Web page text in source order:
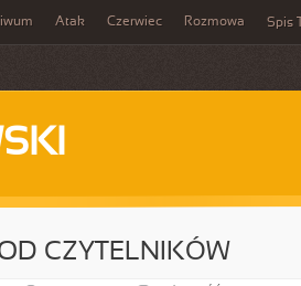
Atak Czerwiec Rozmowa Spis
CZYTELNIKÓW